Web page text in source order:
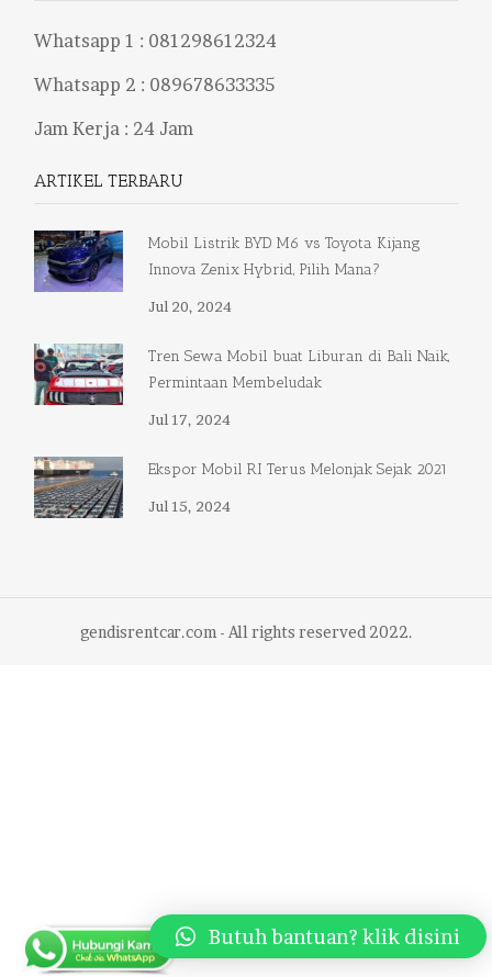
Whatsapp 1 : 081298612324
Whatsapp 2 : 089678633335
Jam Kerja : 24 Jam
ARTIKEL TERBARU
Mobil Listrik BYD M6 vs Toyota Kijang
Innova Zenix Hybrid, Pilih Mana?
Jul 20, 2024
Tren Sewa Mobil buat Liburan di Bali Naik,
Permintaan Membeludak
Jul 17, 2024
Ekspor Mobil RI Terus Melonjak Sejak 2021
Jul 15, 2024
gendisrentcar.com - All rights reserved 2022.
Butuh bantuan? klik disini